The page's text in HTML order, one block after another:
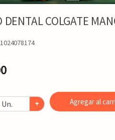
DENTAL COLGATE
Un. + Agregar al